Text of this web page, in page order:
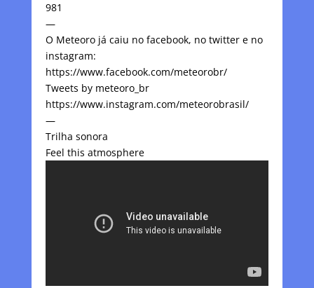
981
—
O Meteoro já caiu no facebook, no twitter e no
instagram:
https://www.facebook.com/meteorobr/
Tweets by meteoro_br
https://www.instagram.com/meteorobrasil/
—
Trilha sonora
Feel this atmosphere